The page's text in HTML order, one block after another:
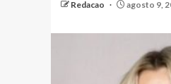
Redacao agosto 9,